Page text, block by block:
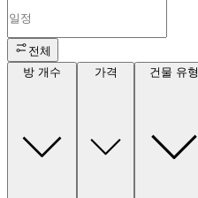
전체
방 개수
가격 건물 유형